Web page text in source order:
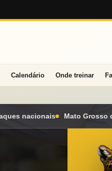
Calendário Onde treinar
conquista seis medalhas e